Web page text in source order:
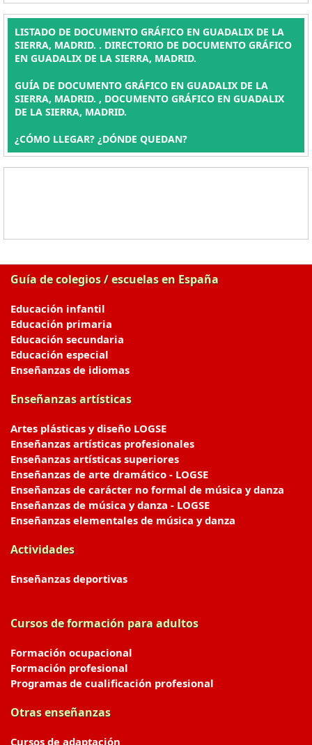
LISTADO DE DOCUMENTO GRÁFICO EN GUADALIX DE LA
SIERRA, MADRID. . DIRECTORIO DE DOCUMENTO GRÁFICO
EN GUADALIX DE LA SIERRA, MADRID.
GUÍA DE DOCUMENTO GRÁFICO EN GUADALIX DE LA
SIERRA, MADRID. , DOCUMENTO GRÁFICO EN GUADALIX
DE LA SIERRA, MADRID.
¿CÓMO LLEGAR? ¿DÓNDE QUEDAN?
Guía de colegios / escuelas en España
Educación infantil
Educación primaria
Educación secundaria
Educación especial
Enseñanzas de idiomas
Enseñanzas artísticas
Artes plásticas y diseño LOGSE
Enseñanzas artísticas profesionales
Enseñanzas artísticas superiores
Enseñanzas de arte dramático - LOGSE
Enseñanzas de carácter no formal de música y danza
Enseñanzas de música y danza - LOGSE
Enseñanzas elementales de música y danza
Actividades
Enseñanzas deportivas
Cursos de formación para adultos
Formación ocupacional
Formación profesional
Programas de cualificación profesional
Otras enseñanzas
Cursos de adaptación